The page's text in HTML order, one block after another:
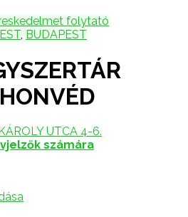
folytató
, BUDAPEST
UTCA 4-6.
számára